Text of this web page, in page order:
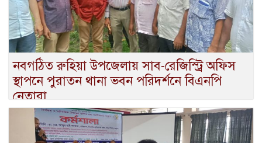
নবগঠিত রুহিয়া উপজেলায় সাব-রেজিস্ট্রি অফিস
স্থাপনে পুরাতন থানা ভবন পরিদর্শনে বিএনপি
নেতারা